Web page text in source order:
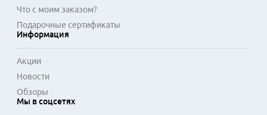
Что с моим заказом?
Подарочные сертификаты
Информация
Акции
Новости
Обзоры
Мы в соцсетях